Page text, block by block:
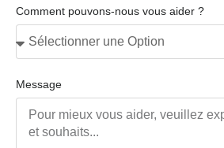
Comment pouvons-nous vous aider ?
Message